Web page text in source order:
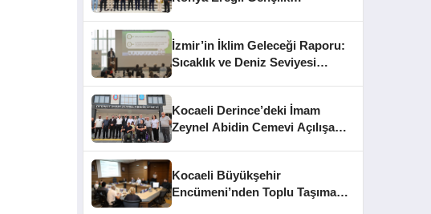
İzmir’in İklim Geleceği Raporu:
Sıcaklık ve Deniz Seviyesi
Kocaeli Derince’deki İmam
Zeynel Abidin Cemevi Açılışa
Kocaeli Büyükşehir
Encümeni’nden Toplu Taşıma